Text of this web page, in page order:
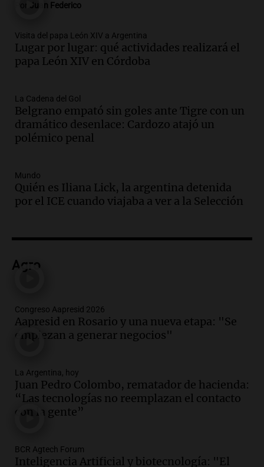
Episodios
Audio.Madres en Rosario piden por la
ley Joaquín.
Viva la Radio Rosario
Audio. Juan Pedro Colombo, rematador
de hacienda: “Las tecnologías no
reemplazan el contacto con la gente”
La Argentina, hoy
Audio.
un pozo de 17 metros en Nueva Córdoba
Panorama Federal
Audio.Lanzamiento del Tigo 7 CSH: el
al mercado argentino
Audio.Perito Moreno recibe la Copa
Mundial de Natación de Invierno con
récords y atletas de 20 países
Audio.Conductor imputado por
accidente fatal en San Luis dejó tres
jóvenes muertos y un herido grave
Audio.Historiador de la UBA celebró la
Juan Federico
Visita del papa León XIV a Argentina
Lugar por lugar: qué actividades realizará el
papa León XIV en Córdoba
La Cadena del Gol
Belgrano empató sin goles ante Tigre con un
dramático desenlace: Cardozo atajó un
polémico penal
Mundo
Quién es Iliana Lick, la argentina detenida
por el ICE cuando viajaba a ver a la Selección
Agro
Congreso Aapresid 2026
Aapresid en Rosario y una nueva etapa: "Se
empiezan a generar negocios"
La Argentina, hoy
Juan Pedro Colombo, rematador de hacienda:
“Las tecnologías no reemplazan el contacto
con la gente”
BCR Agtech Forum
Inteligencia Artificial y biotecnología: "El